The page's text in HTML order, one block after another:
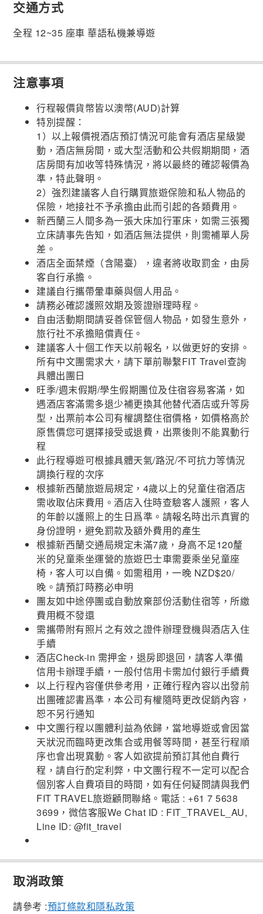
交通方式
全程 12~35 座車 華語私機兼導遊
注意事項
行程報價貨幣皆以澳幣(AUD)計算
特別提醒：
1）以上報價視酒店預訂情況可能會有酒店星級變
動，酒店無房間，或大型活動和公共假期期間，酒
店房間有加收等特殊情況，將以最終的確認報價為
準，特此聲明。
2）強烈建議客人自行購買旅遊保險和私人物品的
保險，地接社不予承擔由此而引起的各類費用。
新西蘭三人間多為一張大床加行軍床，如需三張獨
立床請事先告知，如酒店無法提供，則需補單人房
差。
酒店全面禁煙（含陽臺），違者將收取罰金，由房
客自行承擔。
建議自行攜帶暈車藥與個人用品。
請務必確認護照效期及簽證辦理時程。
自由活動期間請妥善保管個人物品，如發生意外，
旅行社不承擔賠償責任。
建議客人十個工作天以前報名，以做更好的安排。
所有中文團需求大，請下單前聯繫FIT Travel查詢
具體出團日
旺季/週末假期/學生假期團位及住宿容易客滿，如
遇酒店客滿需多退少補更換其他替代酒店或升等房
型，出票前本公司有權調整住宿價格，如價格高於
原售價您可選擇接受或退費，出票後則不能異動行
程
此行程導遊可根據具體天氣/路況/不可抗力等情況
調換行程的次序
根據新西蘭旅遊局規定，4歲以上的兒童住宿酒店
需收取佔床費用。酒店入住時查驗客人護照，客人
的年齡以護照上的生日爲準。請報名時出示真實的
身份證明，避免罰款及額外費用的產生
根據新西蘭交通局規定未滿7歲，身高不足120釐
米的兒童乘坐運營的旅遊巴士車需要乘坐兒童座
椅，客人可以自備。如需租用，一晚 NZD$20/
晚。請預訂時務必申明
團友如中途停團或自動放棄部份活動住宿等，所繳
費用概不發還
需攜帶附有照片之有效之證件辦理登機與酒店入住
手續
酒店Check-in 需押金，退房即退回，請客人準備
信用卡辦理手續，一般付信用卡需加付銀行手續費
以上行程內容僅供參考用，正確行程內容以出發前
出團確認書爲準，本公司有權隨時更改促銷內容，
恕不另行通知
中文團行程以團體利益為依歸，當地導遊或會因當
天狀況而臨時更改集合或用餐等時間，甚至行程順
序也會出現異動。客人如欲提前預訂其他自費行
程，請自行酌定利弊，中文團行程不一定可以配合
個別客人自費項目的時間，如有任何疑問請與我們
FIT TRAVEL旅遊顧問聯絡。電話 : +61 7 5638
3699，微信客服We Chat ID : FIT_TRAVEL_AU,
Line ID: @fit_travel
取消政策
請參考 :預訂條款和隱私政策